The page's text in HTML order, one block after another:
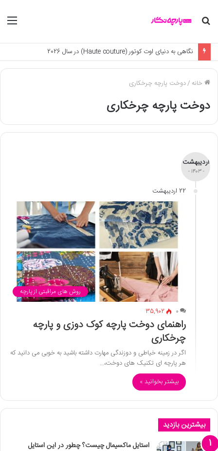
جستجو
نگاهی به دنیای اوت کوتور (Haute couture) در سال 2026
خانه /دوخت پارچه چرخکاری
دوخت پارچه چرخکاری
اردیبهشت
- 1403 -
22 اردیبهشت
روش های مراقبتی از پارچه
0
35,902
راهنمای دوخت پارچه کوک دوزی و پارچه
چرخکاری
اگر در زمینه خیاطی و دوزندگی مهارت داشته باشید به خوبی می دانید که
هر پارچه ای تکنیک های دوخت،…
بیشتر بخوانید »
بیشترین بازدید
استایل ماکسیمال چیست؟ چطور در این استایل